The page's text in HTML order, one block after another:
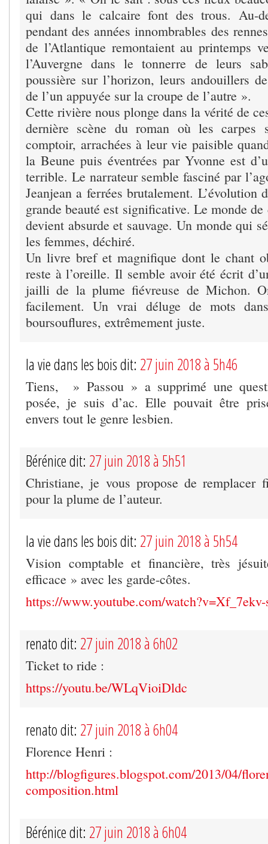
qui dans le calcaire font des trous. Au-
pendant des années innombrables des
de l’Atlantique remontaient au printemps
l’Auvergne dans le tonnerre de leurs
poussière sur l’horizon, leurs andouillers
de l’un appuyée sur la croupe de l’autre ».
Cette rivière nous plonge dans la vérité de
dernière scène du roman où les carpes
comptoir, arrachées à leur vie paisible
la Beune puis éventrées par Yvonne est
terrible. Le narrateur semble fasciné par
Jeanjean a ferrées brutalement. L’évolution
grande beauté est significative. Le monde
devient absurde et sauvage. Un monde qui
les femmes, déchiré.
Un livre bref et magnifique dont le chant
reste à l’oreille. Il semble avoir été écrit
jailli de la plume fiévreuse de Michon.
facilement. Un vrai déluge de mots
boursouflures, extrêmement juste.
la vie dans les bois dit: 27 juin 2018 à 5h46
Tiens, » Passou » a supprimé une
posée, je suis d’ac. Elle pouvait être
envers tout le genre lesbien.
Bérénice dit: 27 juin 2018 à 5h51
Christiane, je vous propose de remplacer
pour la plume de l’auteur.
la vie dans les bois dit: 27 juin 2018 à 5h54
Vision comptable et financière, très
efficace » avec les garde-côtes.
https://www.youtube.com/watch?v=Xf_7ekv-
renato dit: 27 juin 2018 à 6h02
Ticket to ride :
https://youtu.be/WLqVioiDldc
renato dit: 27 juin 2018 à 6h04
Florence Henri :
http://blogfigures.blogspot.com/2013/04/
composition.html
Bérénice dit: 27 juin 2018 à 6h04